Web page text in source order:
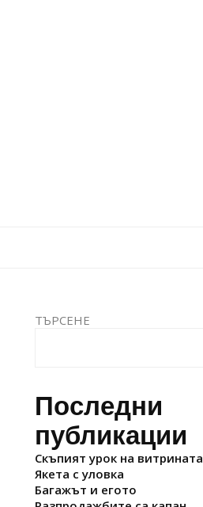
ТЪРСЕНЕ
Последни
публикации
Скъпият урок на витрината
Якета с уловка
Багажът и егото